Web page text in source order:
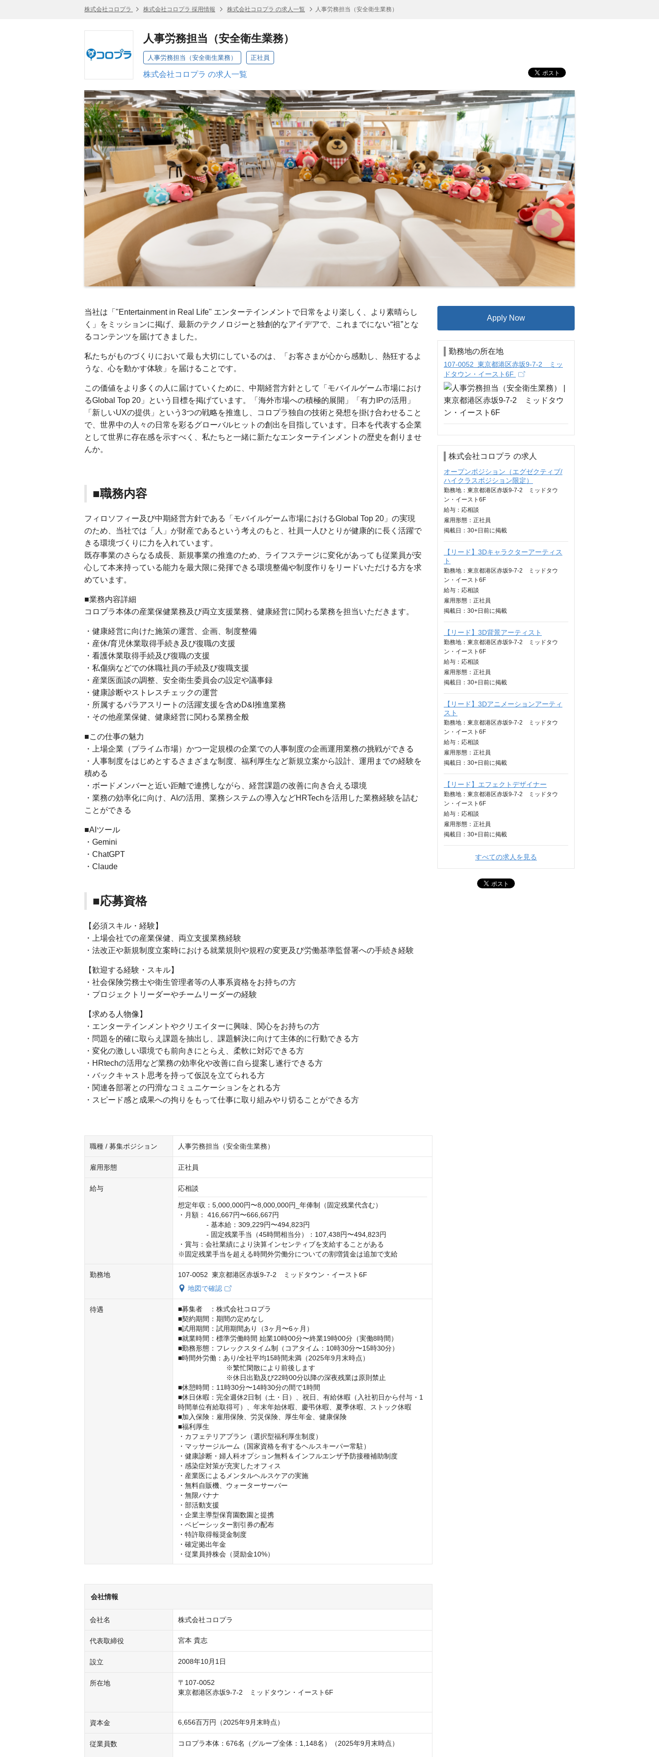
株式会社コロプラ 株式会社コロプラ 採用情報 株式会社コロプラ の求人一覧 人事労務担当（安全衛生業務）
人事労務担当（安全衛生業務）
人事労務担当（安全衛生業務） 正社員
株式会社コロプラ の求人一覧
当社は「"Entertainment in Real Life" エンターテインメントで日常をより楽しく、より素晴らし
く」をミッションに掲げ、最新のテクノロジーと独創的なアイデアで、これまでにない“祖”とな
るコンテンツを届けてきました。
私たちがものづくりにおいて最も大切にしているのは、「お客さまが心から感動し、熱狂するよ
うな、心を動かす体験」を届けることです。
この価値をより多くの人に届けていくために、中期経営方針として「モバイルゲーム市場におけ
るGlobal Top 20」という目標を掲げています。「海外市場への積極的展開」「有力IPの活用」
「新しいUXの提供」という3つの戦略を推進し、コロプラ独自の技術と発想を掛け合わせること
で、世界中の人々の日常を彩るグローバルヒットの創出を目指しています。日本を代表する企業
として世界に存在感を示すべく、私たちと一緒に新たなエンターテインメントの歴史を創りませ
んか。
■職務内容
フィロソフィー及び中期経営方針である「モバイルゲーム市場におけるGlobal Top 20」の実現
のため、当社では「人」が財産であるという考えのもと、社員一人ひとりが健康的に長く活躍で
きる環境づくりに力を入れています。
既存事業のさらなる成長、新規事業の推進のため、ライフステージに変化があっても従業員が安
心して本来持っている能力を最大限に発揮できる環境整備や制度作りをリードいただける方を求
めています。
■業務内容詳細
コロプラ本体の産業保健業務及び両立支援業務、健康経営に関わる業務を担当いただきます。
・健康経営に向けた施策の運営、企画、制度整備
・産休/育児休業取得手続き及び復職の支援
・看護休業取得手続及び復職の支援
・私傷病などでの休職社員の手続及び復職支援
・産業医面談の調整、安全衛生委員会の設定や議事録
・健康診断やストレスチェックの運営
・所属するパラアスリートの活躍支援を含めD&I推進業務
・その他産業保健、健康経営に関わる業務全般
■この仕事の魅力
・上場企業（プライム市場）かつ一定規模の企業での人事制度の企画運用業務の挑戦ができる
・人事制度をはじめとするさまざまな制度、福利厚生など新規立案から設計、運用までの経験を
積める
・ボードメンバーと近い距離で連携しながら、経営課題の改善に向き合える環境
・業務の効率化に向け、AIの活用、業務システムの導入などHRTechを活用した業務経験を詰む
ことができる
■AIツール
・Gemini
・ChatGPT
・Claude
■応募資格
【必須スキル・経験】
・上場会社での産業保健、両立支援業務経験
・法改正や新規制度立案時における就業規則や規程の変更及び労働基準監督署への手続き経験
【歓迎する経験・スキル】
・社会保険労務士や衛生管理者等の人事系資格をお持ちの方
・プロジェクトリーダーやチームリーダーの経験
【求める人物像】
・エンターテインメントやクリエイターに興味、関心をお持ちの方
・問題を的確に取らえ課題を抽出し、課題解決に向けて主体的に行動できる方
・変化の激しい環境でも前向きにとらえ、柔軟に対応できる方
・HRtechの活用など業務の効率化や改善に自ら提案し遂行できる方
・バックキャスト思考を持って仮説を立てられる方
・関連各部署との円滑なコミュニケーションをとれる方
・スピード感と成果への拘りをもって仕事に取り組みやり切ることができる方
職種 / 募集ポジション 人事労務担当（安全衛生業務）
雇用形態 正社員
給与 応相談
想定年収：5,000,000円〜8,000,000円_年俸制（固定残業代含む）
・月額： 416,667円〜666,667円
- 基本給：309,229円〜494,823円
- 固定残業手当（45時間相当分）：107,438円〜494,823円
・賞与：会社業績により決算インセンティブを支給することがある
※固定残業手当を超える時間外労働分についての割増賃金は追加で支給
勤務地
107-0052 東京都港区赤坂9-7-2 ミッドタウン・イースト6F
地図で確認
待遇
■募集者　：株式会社コロプラ
■契約期間：期間の定めなし
■試用期間：試用期間あり（3ヶ月〜6ヶ月）
■就業時間：標準労働時間 始業10時00分〜終業19時00分（実働8時間）
■勤務形態：フレックスタイム制（コアタイム：10時30分〜15時30分）
■時間外労働：あり/全社平均15時間未満（2025年9月末時点）
※繁忙閑散により前後します
※休日出勤及び22時00分以降の深夜残業は原則禁止
■休憩時間：11時30分〜14時30分の間で1時間
■休日休暇：完全週休2日制（土・日）、祝日、有給休暇（入社初日から付与・1
時間単位有給取得可）、年末年始休暇、慶弔休暇、夏季休暇、ストック休暇
■加入保険：雇用保険、労災保険、厚生年金、健康保険
■福利厚生
・カフェテリアプラン（選択型福利厚生制度）
・マッサージルーム（国家資格を有するヘルスキーパー常駐）
・健康診断・婦人科オプション無料＆インフルエンザ予防接種補助制度
・感染症対策が充実したオフィス
・産業医によるメンタルヘルスケアの実施
・無料自販機、ウォーターサーバー
・無限バナナ
・部活動支援
・企業主導型保育園数園と提携
・ベビーシッター割引券の配布
・特許取得報奨金制度
・確定拠出年金
・従業員持株会（奨励金10%）
会社情報
会社名 株式会社コロプラ
代表取締役 宮本 貴志
設立 2008年10月1日
所在地
〒107-0052
東京都港区赤坂9-7-2　ミッドタウン・イースト6F
資本金 6,656百万円（2025年9月末時点）
従業員数 コロプラ本体：676名（グループ全体：1,148名）（2025年9月末時点）
Apply Now
勤務地の所在地
107-0052 東京都港区赤坂9-7-2 ミッ
ドタウン・イースト6F
株式会社コロプラ の求人
オープンポジション（エグゼクティブ/
ハイクラスポジション限定）
勤務地：東京都港区赤坂9-7-2 ミッドタウ
ン・イースト6F
給与： 応相談
雇用形態：正社員
掲載日： 30+日 前に掲載
【リード】3Dキャラクターアーティス
ト
勤務地：東京都港区赤坂9-7-2 ミッドタウ
ン・イースト6F
給与： 応相談
雇用形態：正社員
掲載日： 30+日 前に掲載
【リード】3D背景アーティスト
勤務地：東京都港区赤坂9-7-2 ミッドタウ
ン・イースト6F
給与： 応相談
雇用形態：正社員
掲載日： 30+日 前に掲載
【リード】3Dアニメーションアーティ
スト
勤務地：東京都港区赤坂9-7-2 ミッドタウ
ン・イースト6F
給与： 応相談
雇用形態：正社員
掲載日： 30+日 前に掲載
【リード】エフェクトデザイナー
勤務地：東京都港区赤坂9-7-2 ミッドタウ
ン・イースト6F
給与： 応相談
雇用形態：正社員
掲載日： 30+日 前に掲載
すべての求人を見る